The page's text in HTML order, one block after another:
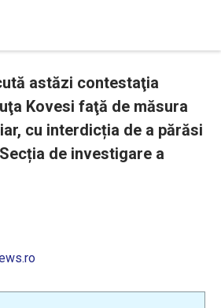
astăzi contestaţia
Kovesi faţă de măsura
cu interdicția de a părăsi
de investigare a